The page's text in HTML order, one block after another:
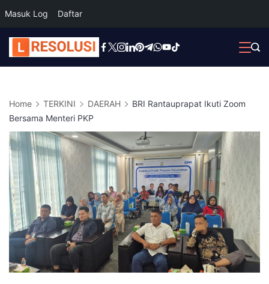
Masuk Log Daftar
Skip
to
Home TERKINI DAERAH
BRI Rantauprapat Ikuti Zoom
Bersama Menteri PKP